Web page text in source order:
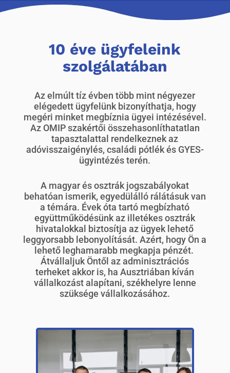
10 éve ügyfeleink
szolgálatában
Az elmúlt tíz évben több mint négyezer
elégedett ügyfelünk bizonyíthatja, hogy
megéri minket megbíznia ügyei intézésével.
Az OMIP szakértői összehasonlíthatatlan
tapasztalattal rendelkeznek az
adóvisszaigénylés, családi pótlék és GYES-
ügyintézés terén.
A magyar és osztrák jogszabályokat
behatóan ismerik, egyedülálló rálátásuk van
a témára. Évek óta tartó megbízható
együttműködésünk az illetékes osztrák
hivatalokkal biztosítja az ügyek lehető
leggyorsabb lebonyolítását. Azért, hogy Ön a
lehető leghamarabb megkapja pénzét.
Átvállaljuk Öntől az adminisztrációs
terheket akkor is, ha Ausztriában kíván
vállalkozást alapítani, székhelyre lenne
szüksége vállalkozásához.